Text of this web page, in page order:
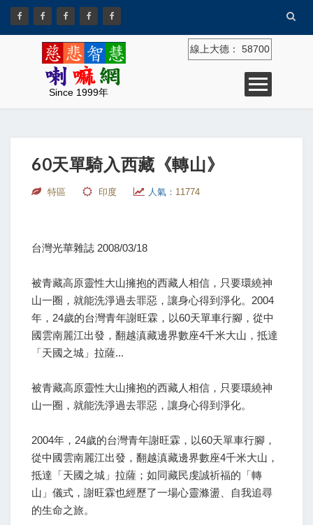
Since 1999年
線上大德： 58700
60天單騎入西藏《轉山》
特區 印度 人氣： 11774
台灣光華雜誌 2008/03/18
被青藏高原靈性大山擁抱的西藏人相信，只要環繞神
山一圈，就能洗淨過去罪惡，讓身心得到淨化。2004
年，24歲的台灣青年謝旺霖，以60天單車行腳，從中
國雲南麗江出發，翻越滇藏邊界數座4千米大山，抵達
「天國之城」拉薩...
被青藏高原靈性大山擁抱的西藏人相信，只要環繞神
山一圈，就能洗淨過去罪惡，讓身心得到淨化。
2004年，24歲的台灣青年謝旺霖，以60天單車行腳，
從中國雲南麗江出發，翻越滇藏邊界數座4千米大山，
抵達「天國之城」拉薩；如同藏民虔誠祈福的「轉
山」儀式，謝旺霖也經歷了一場心靈滌盪、自我追尋
的生命之旅。